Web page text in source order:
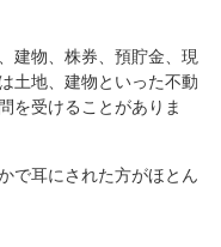
建物、株券、預貯金、現
土地、建物といった不動
を受けることがありま
で耳にされた方がほとん